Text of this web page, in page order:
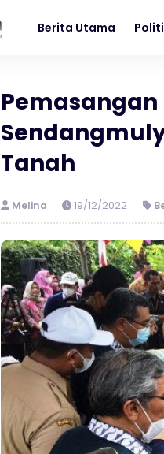
Berita Utama
Pemasangan
Tanah
Melina 19/12/2022